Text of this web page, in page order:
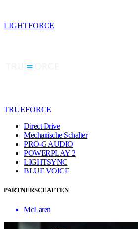
LIGHTFORCE
TRUEFORCE
Direct Drive
Mechanische Schalter
PRO-G AUDIO
POWERPLAY 2
LIGHTSYNC
BLUE VO!CE
PARTNERSCHAFTEN
McLaren